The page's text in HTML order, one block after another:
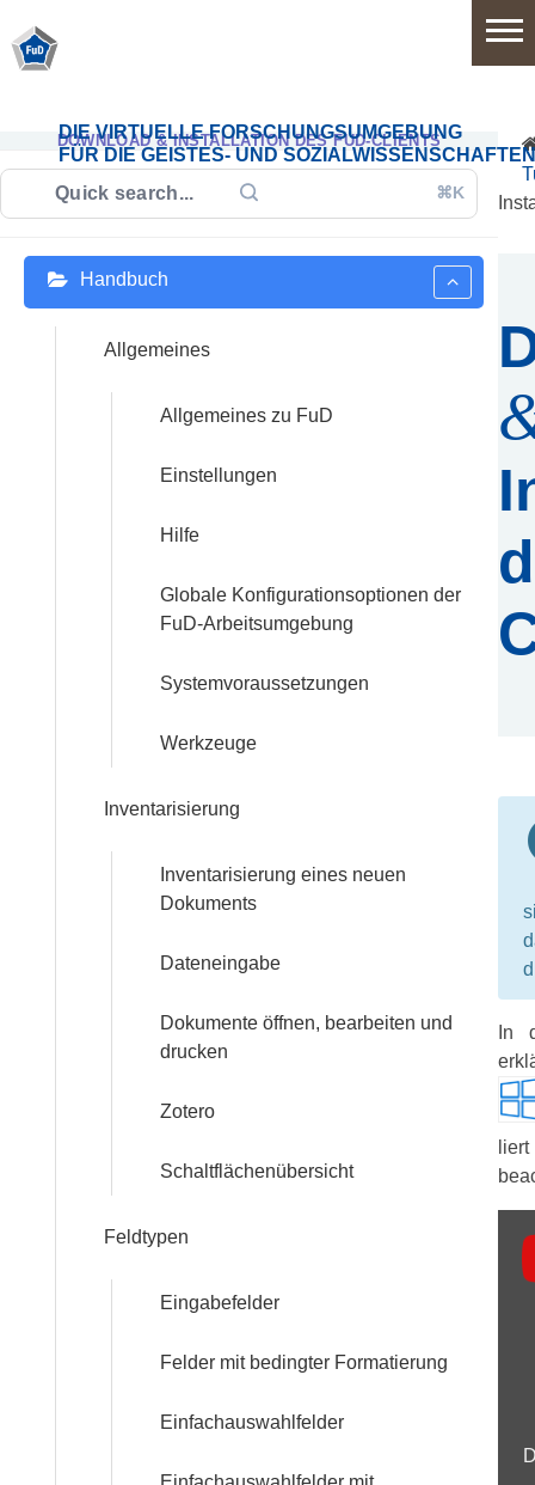
Home
Software
Anwendungsbereiche
Funktionsumfang
Community
Referenzen
DIE VIRTUELLE FORSCHUNGSUMGEBUNG
FÜR DIE GEISTES- UND SOZIALWISSENSCHAFTEN
DOWNLOAD & INSTALLATION DES FUD-CLIENTS
⌘K
Handbuch
Allgemeines
Allgemeines zu FuD
Einstellungen
Hilfe
Globale Konfigurationsoptionen der
FuD-Arbeitsumgebung
Systemvoraussetzungen
Werkzeuge
Inventarisierung
Inventarisierung eines neuen
Dokuments
Dateneingabe
Dokumente öffnen, bearbeiten und
drucken
Zotero
Schaltflächenübersicht
Feldtypen
Eingabefelder
Felder mit bedingter Formatierung
Einfachauswahlfelder
In
von